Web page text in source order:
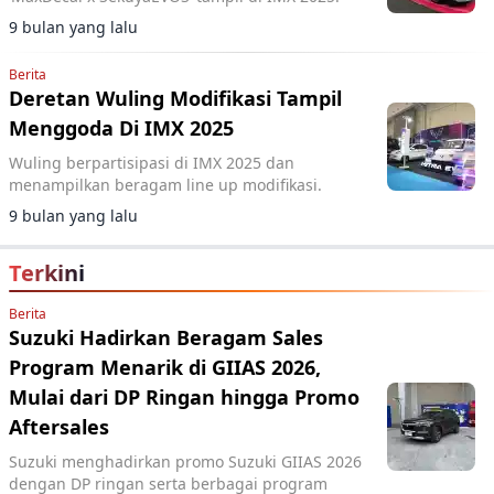
9 bulan yang lalu
Berita
Deretan Wuling Modifikasi Tampil
Menggoda Di IMX 2025
Wuling berpartisipasi di IMX 2025 dan
menampilkan beragam line up modifikasi.
9 bulan yang lalu
Terkini
Berita
Suzuki Hadirkan Beragam Sales
Program Menarik di GIIAS 2026,
Mulai dari DP Ringan hingga Promo
Aftersales
Suzuki menghadirkan promo Suzuki GIIAS 2026
dengan DP ringan serta berbagai program